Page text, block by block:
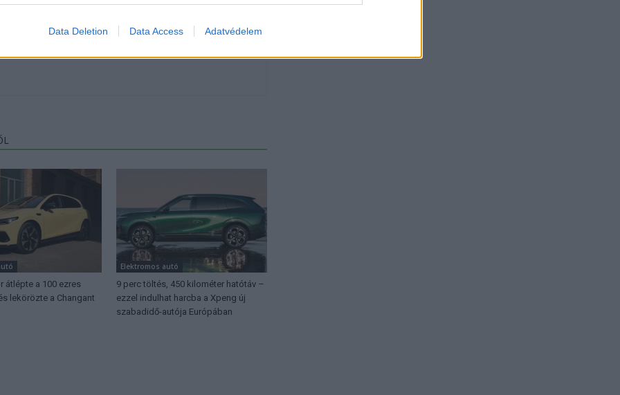
Data Deletion Data Access Adatvédelem
lelkében elkötelezett gamer, kütyü és immár e-autó rajongó!
átlépte a 100 ezres
lekörözte a Changant
Elektromos autó
9 perc töltés, 450 kilométer hatótáv –
ezzel indulhat harcba a Xpeng új
szabadidő-autója Európában